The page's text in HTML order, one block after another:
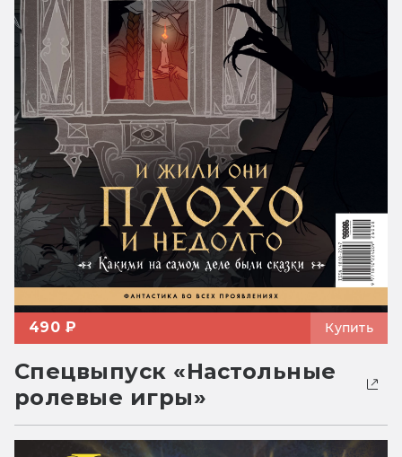
490 ₽ Купить
Спецвыпуск «Настольные
ролевые игры»